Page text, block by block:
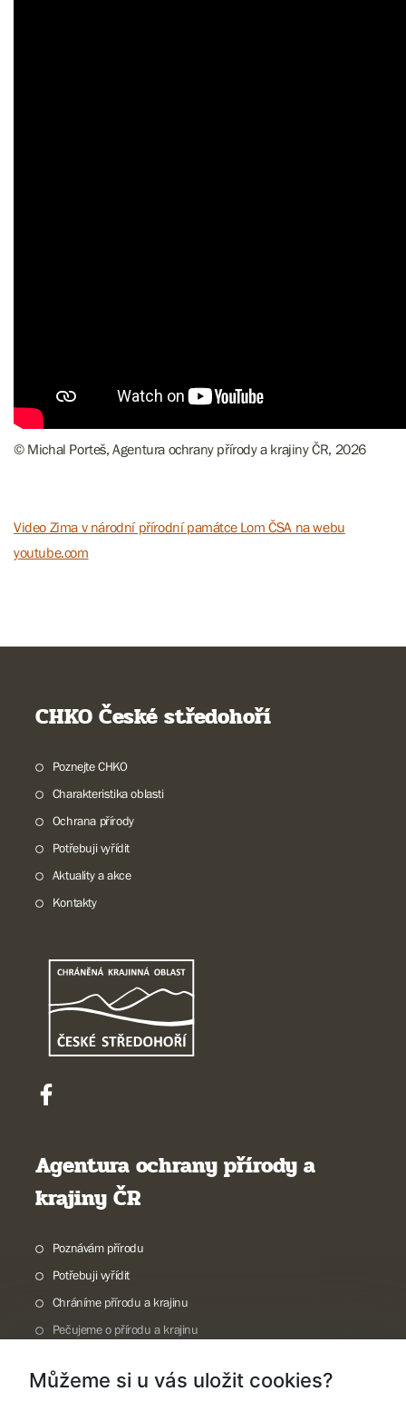
© Michal Porteš, Agentura ochrany přírody a krajiny ČR, 2026
Video Zima v národní přírodní památce Lom ČSA na webu
youtube.com
CHKO České středohoří
Poznejte CHKO
Charakteristika oblasti
Ochrana přírody
Potřebuji vyřídit
Aktuality a akce
Kontakty
Agentura ochrany přírody a
krajiny ČR
Poznávám přírodu
Potřebuji vyřídit
Chráníme přírodu a krajinu
Pečujeme o přírodu a krajinu
O nás
Můžeme si u vás uložit cookies?